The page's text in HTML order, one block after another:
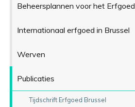
Beheersplannen voor het Erfgoed
Internationaal erfgoed in Brussel
Werven
Publicaties
Tijdschrift Erfgoed Brussel